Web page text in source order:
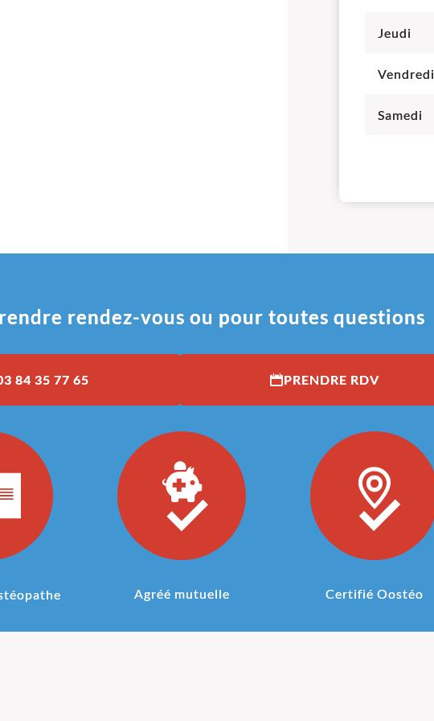
Jeudi
Vendredi
Samedi
rendez-vous ou pour toutes questions
84 35 77 65 PRENDRE RDV
Agréé mutuelle Certifié Oostéo